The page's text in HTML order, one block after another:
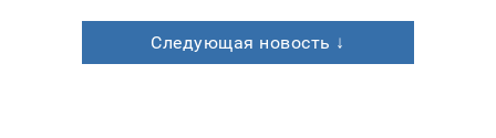
Следующая новость ↓